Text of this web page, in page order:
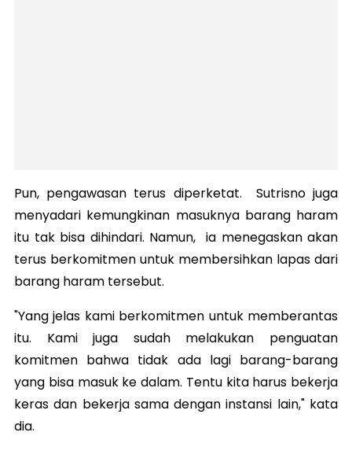
Pun, pengawasan terus diperketat. Sutrisno juga
menyadari kemungkinan masuknya barang haram
itu tak bisa dihindari. Namun, ia menegaskan akan
terus berkomitmen untuk membersihkan lapas dari
barang haram tersebut.
"Yang jelas kami berkomitmen untuk memberantas
itu. Kami juga sudah melakukan penguatan
komitmen bahwa tidak ada lagi barang-barang
yang bisa masuk ke dalam. Tentu kita harus bekerja
keras dan bekerja sama dengan instansi lain," kata
dia.